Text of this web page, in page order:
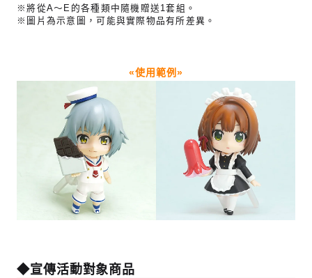
※將從A～E的各種類中隨機贈送1套組。
※圖片為示意圖，可能與實際物品有所差異。
«使用範例»
◆宣傳活動對象商品